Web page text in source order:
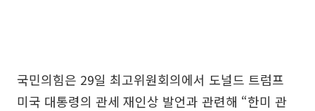
국민의힘은 29일 최고위원회의에서 도널드 트럼프
미국 대통령의 관세 재인상 발언과 관련해 “한미 관